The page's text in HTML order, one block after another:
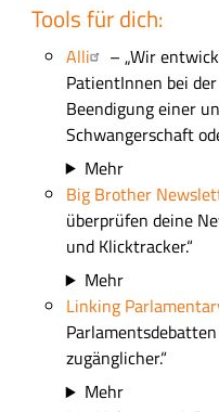
Tools für dich:
Alli
– „Wir
PatientInnen bei
Beendigung einer
Schwangerschaft
Mehr
Big Brother
überprüfen deine
und Klicktracker.“
Mehr
Linking
zugänglicher.“
Mehr